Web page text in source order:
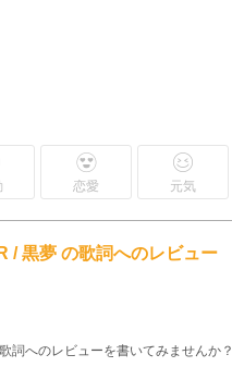
恋愛 元気
/ 黒夢 の歌詞へのレビュー
詞へのレビューを書いてみませんか？